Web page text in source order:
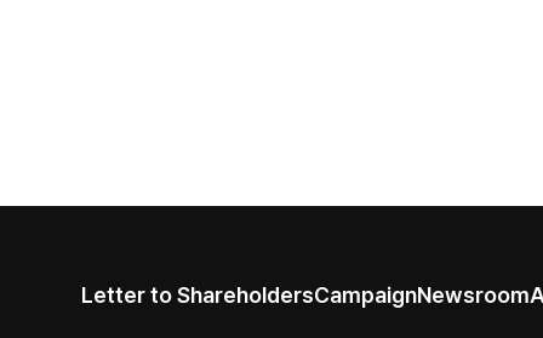
Letter to ShareholdersCampaignNewsroom